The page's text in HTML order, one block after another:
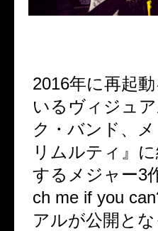
2016年に再起
いるヴィジュ
ク・バンド、
リムルティ』
するメジャー3
ch me if you
アルが公開とな